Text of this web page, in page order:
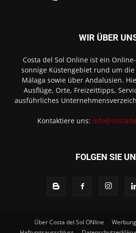
WIR ÜBER
Costa del Sol Online ist ein
sonnige Küstengebiet rund um
Málaga sowie über Andalusien.
Ausflüge, Orte, Freizeittipps,
ausführliches
Kontaktiere uns:
FOLGEN SIE
Über Costa del Sol ONline Werbung